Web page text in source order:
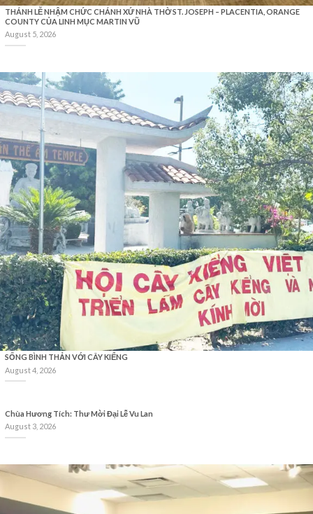
THÁNH LỄ NHẬM CHỨC CHÁNH XỨ NHÀ THỜ ST. JOSEPH – PLACENTIA, ORANGE
COUNTY CỦA LINH MỤC MARTIN VŨ
August 5, 2026
SỐNG BÌNH THẢN VỚI CÂY KIỂNG
August 4, 2026
Chùa Hương Tích: Thư Mời Đại Lễ Vu Lan
August 3, 2026